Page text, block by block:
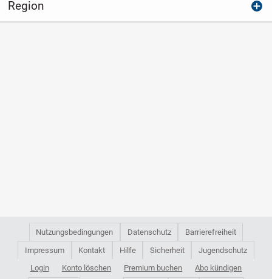
Region
Nutzungsbedingungen Datenschutz
Barrierefreiheit
Impressum
Kontakt Hilfe Sicherheit
Jugendschutz
Login
Konto löschen Premium buchen Abo kündigen